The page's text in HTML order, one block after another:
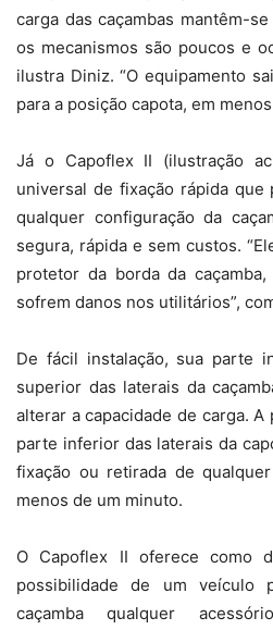
carga das caçambas mantêm-
os mecanismos são poucos e
ilustra Diniz. “O equipamento
para a posição capota, em
Já o Capoflex II (ilustração
universal de fixação rápida
qualquer configuração da
segura, rápida e sem custos.
protetor da borda da
sofrem danos nos utilitários”,
De fácil instalação, sua parte
superior das laterais da
alterar a capacidade de carga.
parte inferior das laterais da
fixação ou retirada de
menos de um minuto.
O Capoflex II oferece como
possibilidade de um
caçamba qualquer